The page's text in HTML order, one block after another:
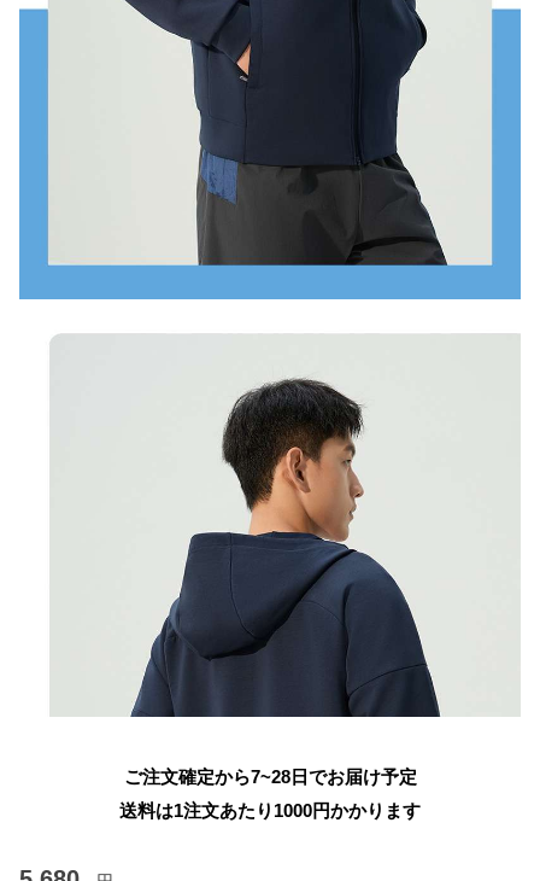
ご注文確定から7~28日でお届け予定
送料は1注文あたり 1000円かかります